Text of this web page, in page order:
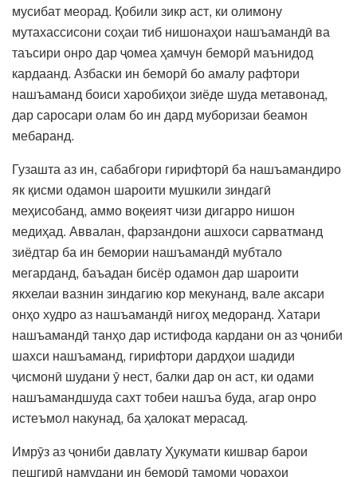
мусибат меорад. Қобили зикр аст, ки олимону
мутахассисони соҳаи тиб нишонаҳои нашъамандӣ ва
таъсири онро дар ҷомеа ҳамчун беморӣ маънидод
кардаанд. Азбаски ин беморӣ бо амалу рафтори
нашъаманд боиси харобиҳои зиёде шуда метавонад,
дар саросари олам бо ин дард муборизаи беамон
мебаранд.
Гузашта аз ин, сабабгори гирифторӣ ба нашъамандиро
як қисми одамон шароити мушкили зиндагӣ
меҳисобанд, аммо воқеият чизи дигарро нишон
медиҳад. Аввалан, фарзандони ашхоси сарватманд
зиёдтар ба ин бемории нашъамандӣ мубтало
мегарданд, баъадан бисёр одамон дар шароити
якхелаи вазнин зиндагию кор мекунанд, вале аксари
онҳо худро аз нашъамандӣ нигоҳ медоранд. Хатари
нашъамандӣ танҳо дар истифода кардани он аз ҷониби
шахси нашъаманд, гирифтори дардҳои шадиди
ҷисмонӣ шудани ӯ нест, балки дар он аст, ки одами
нашъамандшуда сахт тобеи нашъа буда, агар онро
истеъмол накунад, ба ҳалокат мерасад.
Имрӯз аз ҷониби давлату Ҳукумати кишвар барои
пешгирӣ намудани ин беморӣ тамоми чораҳои